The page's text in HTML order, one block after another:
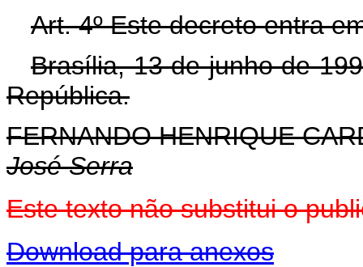
Art. 4º Este decreto entra
Brasília, 13 de junho de
República.
FERNANDO HENRIQUE
José Serra
Este texto não substitui o
Download para anexos